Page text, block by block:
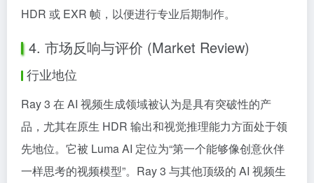
HDR 或 EXR 帧，以便进行专业后期制作。
4. 市场反响与评价 (Market Review)
行业地位
Ray 3 在 AI 视频生成领域被认为是具有突破性的产
品，尤其在原生 HDR 输出和视觉推理能力方面处于领
先地位。它被 Luma AI 定位为“第一个能够像创意伙伴
一样思考的视频模型”。Ray 3 与其他顶级的 AI 视频生